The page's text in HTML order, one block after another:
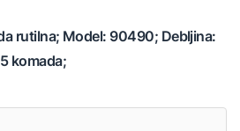
rutilna; Model: 90490; Debljina:
komada;